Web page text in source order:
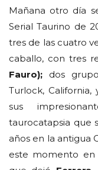
Mañana otro día
Serial Taurino de
tres de las cuatro
caballo, con tres
Fauro); dos
Turlock, California,
sus
taurocatapsia que
años en la antigua
este momento